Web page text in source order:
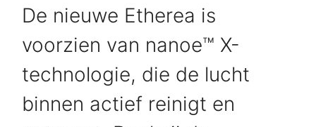
De nieuwe Etherea is
voorzien van nanoe™ X-
technologie, die de lucht
binnen actief reinigt en